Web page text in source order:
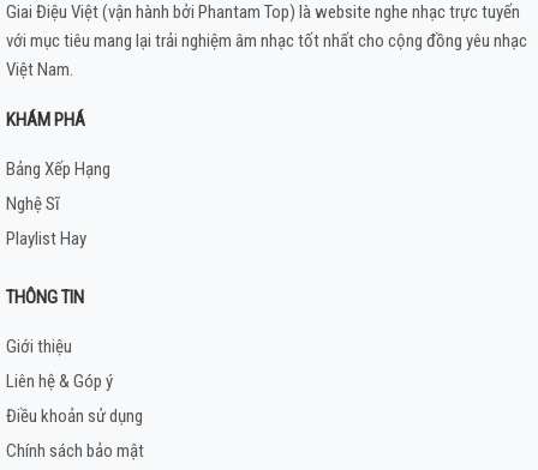
Giai Điệu Việt (vận hành bởi Phantam Top) là website nghe nhạc trực tuyến
với mục tiêu mang lại trải nghiệm âm nhạc tốt nhất cho cộng đồng yêu nhạc
Việt Nam.
KHÁM PHÁ
Bảng Xếp Hạng
Nghệ Sĩ
Playlist Hay
THÔNG TIN
Giới thiệu
Liên hệ & Góp ý
Điều khoản sử dụng
Chính sách bảo mật